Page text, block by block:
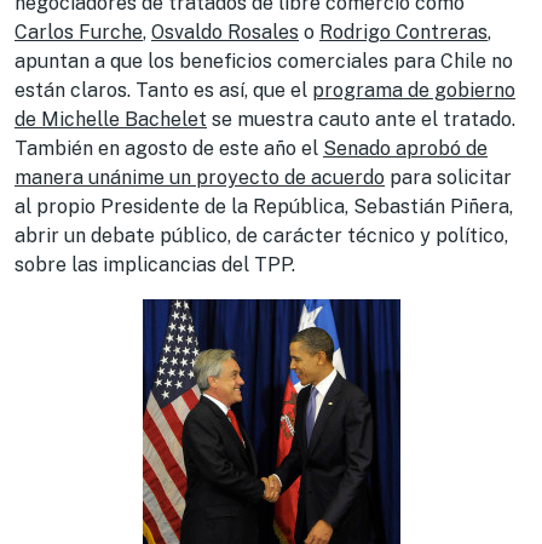
Carlos Furche, Osvaldo Rosales o Rodrigo Contreras,
apuntan a que los beneficios comerciales para Chile no
están claros. Tanto es así, que el programa de gobierno
de Michelle Bachelet se muestra cauto ante el tratado.
También en agosto de este año el Senado aprobó de
manera unánime un proyecto de acuerdo para solicitar
al propio Presidente de la República, Sebastián Piñera,
abrir un debate público, de carácter técnico y político,
sobre las implicancias del TPP.